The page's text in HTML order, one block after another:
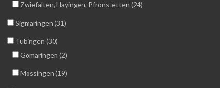
Zwiefalten, Hayingen, Pfronstetten (24)
Sigmaringen (31)
Tübingen (30)
Gomaringen (2)
Mössingen (19)